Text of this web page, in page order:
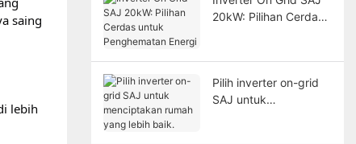
saing
lebih
20kW: Pilihan Cerdas
Pilih inverter on-grid
SAJ untuk